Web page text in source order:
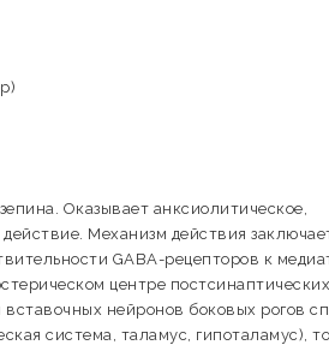
Оказывает анксиолитическое,
Механизм действия
GABA-рецепторов к
центре
нейронов боковых рогов
система, таламус, гипоталамус),